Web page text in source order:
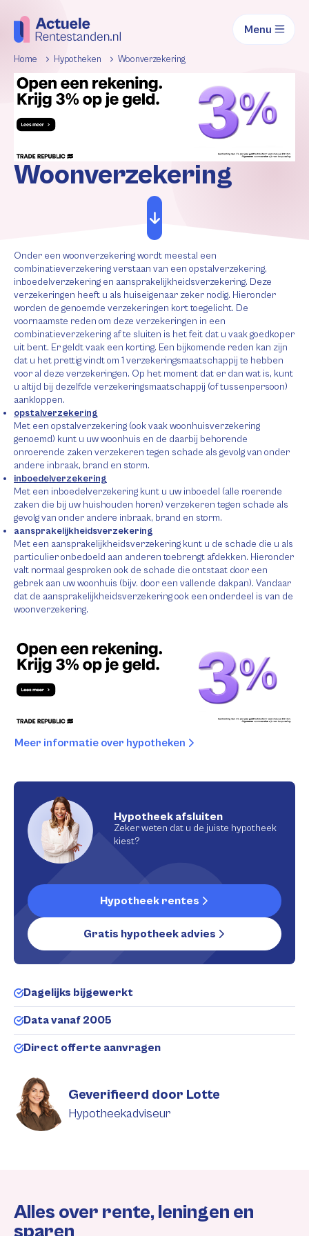
Menu
Home Hypotheken Woonverzekering
Woonverzekering
Onder een woonverzekering wordt meestal een
combinatieverzekering verstaan van een opstalverzekering,
inboedelverzekering en aansprakelijkheidsverzekering. Deze
verzekeringen heeft u als huiseigenaar zeker nodig. Hieronder
worden de genoemde verzekeringen kort toegelicht. De
voornaamste reden om deze verzekeringen in een
combinatieverzekering af te sluiten is het feit dat u vaak goedkoper
uit bent. Er geldt vaak een korting. Een bijkomende reden kan zijn
dat u het prettig vindt om 1 verzekeringsmaatschappij te hebben
voor al deze verzekeringen. Op het moment dat er dan wat is, kunt
u altijd bij dezelfde verzekeringsmaatschappij (of tussenpersoon)
aankloppen.
opstalverzekering
Met een opstalverzekering (ook vaak woonhuisverzekering
genoemd) kunt u uw woonhuis en de daarbij behorende
onroerende zaken verzekeren tegen schade als gevolg van onder
andere inbraak, brand en storm.
inboedelverzekering
Met een inboedelverzekering kunt u uw inboedel (alle roerende
zaken die bij uw huishouden horen) verzekeren tegen schade als
gevolg van onder andere inbraak, brand en storm.
aansprakelijkheidsverzekering
Met een aansprakelijkheidsverzekering kunt u de schade die u als
particulier onbedoeld aan anderen toebrengt afdekken. Hieronder
valt normaal gesproken ook de schade die ontstaat door een
gebrek aan uw woonhuis (bijv. door een vallende dakpan). Vandaar
dat de aansprakelijkheidsverzekering ook een onderdeel is van de
woonverzekering.
Meer informatie over hypotheken
Hypotheek afsluiten
Zeker weten dat u de juiste hypotheek
kiest?
Hypotheek rentes
Gratis hypotheek advies
Dagelijks bijgewerkt
Data vanaf 2005
Direct offerte aanvragen
Geverifieerd door Lotte
Hypotheekadviseur
Alles over rente, leningen en